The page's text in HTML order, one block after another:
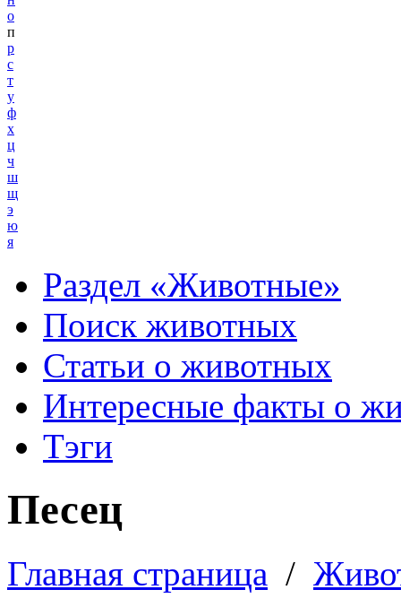
о
п
р
с
т
у
ф
х
ц
ч
ш
щ
э
ю
я
Раздел «Животные»
Поиск животных
Статьи о животных
Интересные факты о
Тэги
Песец
Главная страница /